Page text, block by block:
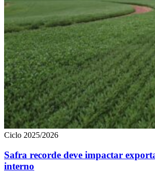
Ciclo 2025/2026
Safra recorde deve impactar
interno